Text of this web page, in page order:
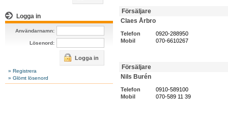
Logga in
Användarnamn:
Lösenord:
Logga in
» Registrera
» Glömt lösenord
Försäljare
Claes Årbro
Telefon
0920-288950
Mobil
070-6610267
Försäljare
Nils Burén
Telefon
0910-589100
Mobil
070-589 11 39